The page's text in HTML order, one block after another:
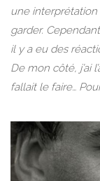
une interprétation
garder.
il y a eu des
De mon côté, j’ai
fallait le faire…